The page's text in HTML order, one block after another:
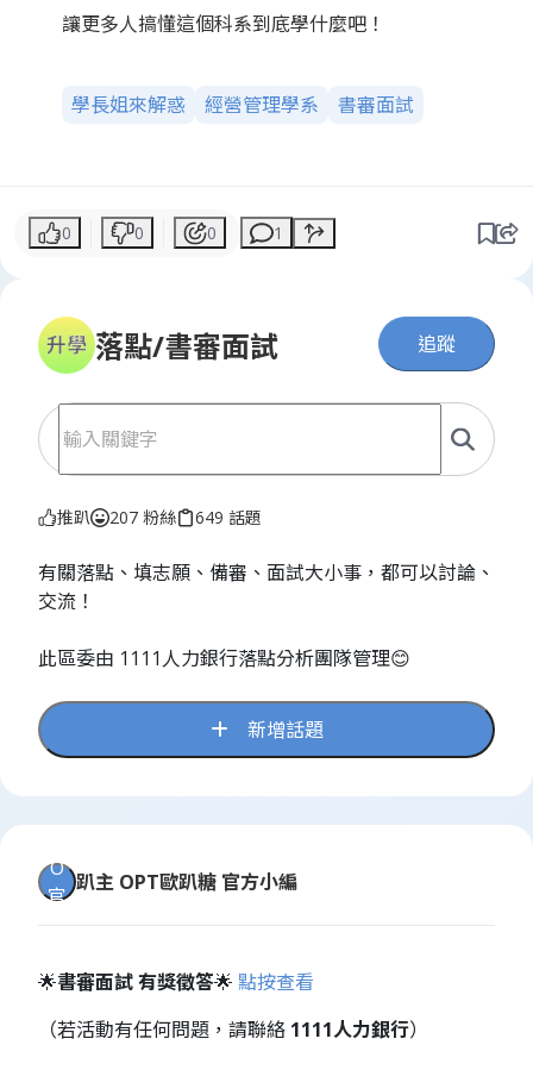
落點/書審面試 追蹤
推趴 207 粉絲 649 話題
有關落點、填志願、備審、面試大小事，都可以討論、
交流！
此區委由 1111人力銀行落點分析團隊管理😊
新增話題
O
官
趴主 OPT歐趴糖 官方小編
🌟書審面試 有獎徵答🌟 點按查看
（若活動有任何問題，請聯絡 1111人力銀行）
讓更多人搞懂這個科系到底學什麼吧！
學長姐來解惑 經營管理學系 書審面試
0 0 0 1